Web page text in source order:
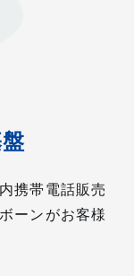
携帯電話販売
ーンがお客様